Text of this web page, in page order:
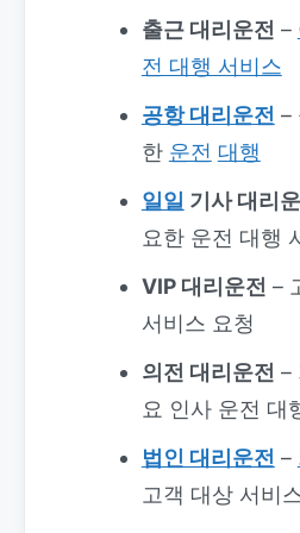
출근 대리운전 –
전 대행 서비스
공항 대리운전 –
한 운전 대행
일일 기사 대리
요한 운전 대행
VIP 대리운전 –
서비스 요청
의전 대리운전 –
요 인사 운전 대
법인 대리운전 –
고객 대상 서비